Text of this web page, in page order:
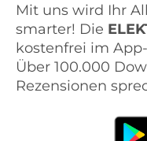
Mit uns wird Ihr
smarter! Die
kostenfrei im
Über 100.000
Rezensionen